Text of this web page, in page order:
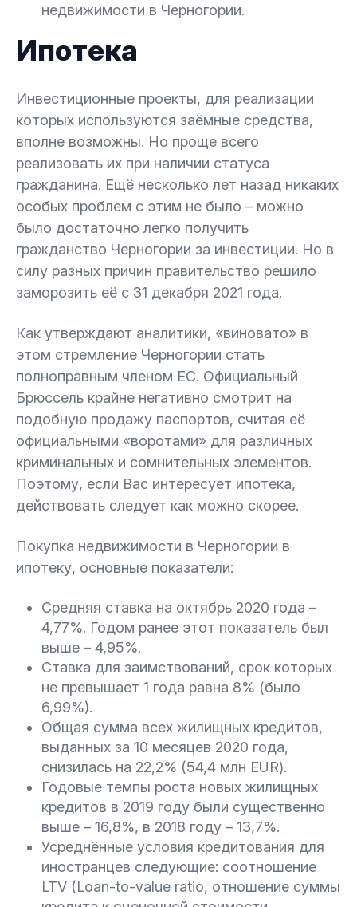
недвижимости в Черногории.
Ипотека
Инвестиционные проекты, для реализации
которых используются заёмные средства,
вполне возможны. Но проще всего
реализовать их при наличии статуса
гражданина. Ещё несколько лет назад никаких
особых проблем с этим не было – можно
было достаточно легко получить
гражданство Черногории за инвестиции. Но в
силу разных причин правительство решило
заморозить её с 31 декабря 2021 года.
Как утверждают аналитики, «виновато» в
этом стремление Черногории стать
полноправным членом ЕС. Официальный
Брюссель крайне негативно смотрит на
подобную продажу паспортов, считая её
официальными «воротами» для различных
криминальных и сомнительных элементов.
Поэтому, если Вас интересует ипотека,
действовать следует как можно скорее.
Покупка недвижимости в Черногории в
ипотеку, основные показатели:
Средняя ставка на октябрь 2020 года –
4,77%. Годом ранее этот показатель был
выше – 4,95%.
Ставка для заимствований, срок которых
не превышает 1 года равна 8% (было
6,99%).
Общая сумма всех жилищных кредитов,
выданных за 10 месяцев 2020 года,
снизилась на 22,2% (54,4 млн EUR).
Годовые темпы роста новых жилищных
кредитов в 2019 году были существенно
выше – 16,8%, в 2018 году – 13,7%.
Усреднённые условия кредитования для
иностранцев следующие: соотношение
LTV (Loan-to-value ratio, отношение суммы